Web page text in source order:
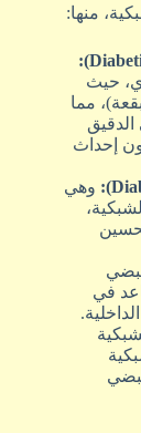
منها:
حيث
مما
إحداث
وهي
في